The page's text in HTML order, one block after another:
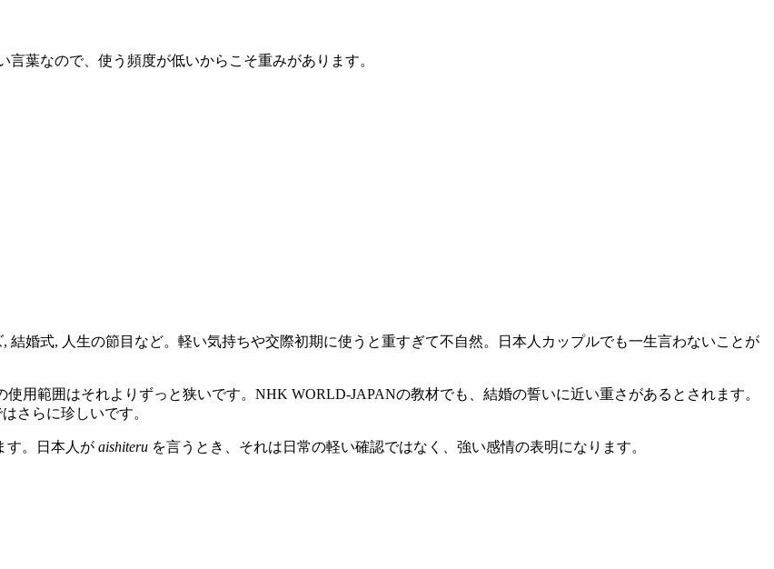
葉なので、使う頻度が低いからこそ重みがあります。
婚式, 人生の節目など。軽い気持ちや交際初期に使うと重すぎて不自然。日本人カップルでも一生言わないことが
用範囲はそれよりずっと狭いです。NHK WORLD-JAPANの教材でも、結婚の誓いに近い重さがあるとされます。
さらに珍しいです。
す。日本人が aishiteru を言うとき、それは日常の軽い確認ではなく、強い感情の表明になります。